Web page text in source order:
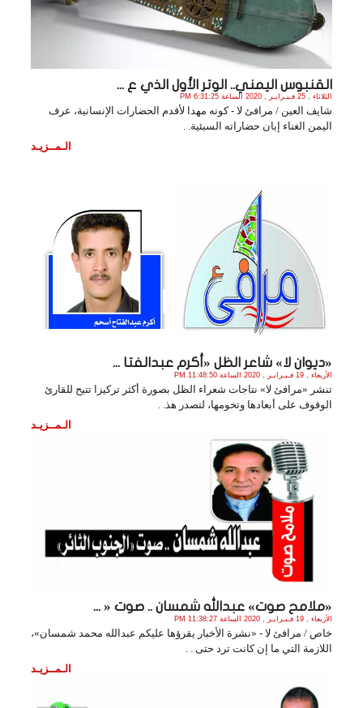
القنبوس اليمني.. الوتر الأول الذي ع ...
الثلاثاء , 25 فـبـرايـر , 2020 الساعة 6:31:25 PM
شايف العين / مرافئ لا - كونه مهدا لأقدم الحضارات الإنسانية، عرف
اليمن الغناء إبان حضاراته السبئية. .
الـمــزيـد
«ديوان لا» شاعر الظل «أكرم عبدالفتا ...
الأربعاء , 19 فـبـرايـر , 2020 الساعة 11:48:50 PM
تنشر «مرافئ لا» نتاجات شعراء الظل بصورة أكثر تركيزا تتيح للقارئ
الوقوف على أبعادها وتخومها، لتصدر هذ. .
الـمــزيـد
«ملامح صوت» عبدالله شمسان .. صوت « ...
الأربعاء , 19 فـبـرايـر , 2020 الساعة 11:38:27 PM
خاص / مرافئ لا - «نشرة الأخبار يقرؤها عليكم عبدالله محمد شمسان»،
اللازمة التي ما إن كانت ترد حتى . .
الـمــزيـد